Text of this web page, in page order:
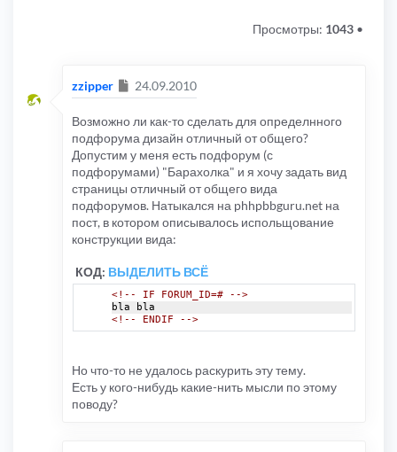
Просмотры: 1043 •
zzipper Сообщение
24.09.2010
Возможно ли как-то сделать для определнного
подфорума дизайн отличный от общего?
Допустим у меня есть подфорум (с
подфорумами) "Барахолка" и я хочу задать вид
страницы отличный от общего вида
подфорумов. Натыкался на phhpbbguru.net на
пост, в котором описывалось испольщование
конструкции вида:
КОД: ВЫДЕЛИТЬ ВСЁ
<!-- IF FORUM_ID=# -->
bla bla
<!-- ENDIF -->
Но что-то не удалось раскурить эту тему.
Есть у кого-нибудь какие-нить мысли по этому
поводу?